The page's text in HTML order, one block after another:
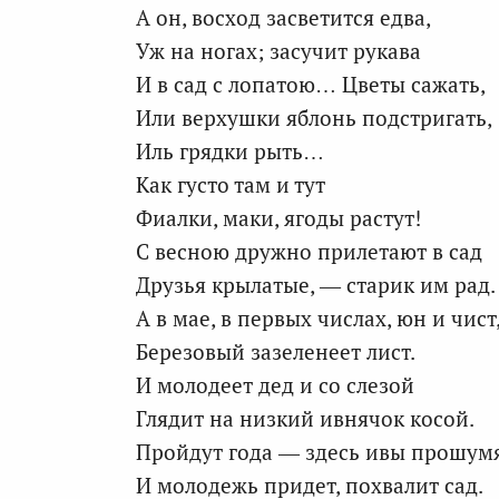
А он, восход засветится едва,
Уж на ногах; засучит рукава
И в сад с лопатою… Цветы сажать,
Или верхушки яблонь подстригать,
Иль грядки рыть…
Как густо там и тут
Фиалки, маки, ягоды растут!
С весною дружно прилетают в сад
Друзья крылатые, — старик им рад.
А в мае, в первых числах, юн и
Березовый зазеленеет лист.
И молодеет дед и со слезой
Глядит на низкий ивнячок косой.
Пройдут года — здесь ивы
И молодежь придет, похвалит сад.